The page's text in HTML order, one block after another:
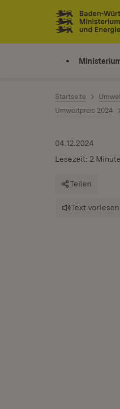
Zum Inhalt springen
Link zur
Startseite
Umweltpreis 2024
04.12.2024
Lesezeit: 2
Teilen
Text vorlesen